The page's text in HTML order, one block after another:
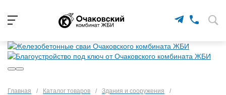
Главная / Каталог товаров / Здания и сооружения
/